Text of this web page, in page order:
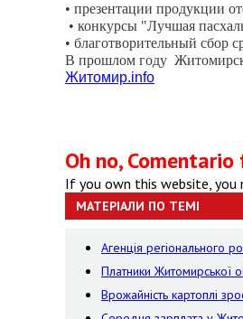
• презентации продукции
• конкурсы "Лучшая
• благотворительный сбор
В прошлом году
Житомир.info
Oh no,
If you own this website,
МАТЕРІАЛИ ПО ТЕМІ
Агенція регіонального
Платники Житомирської
Врожайність картоплі